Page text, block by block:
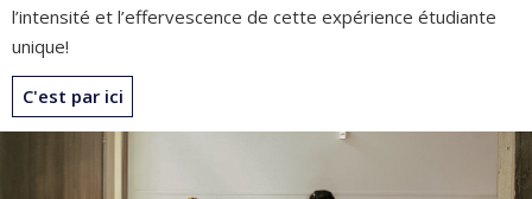
l’intensité et l’effervescence de cette expérience étudiante
unique!
C'est par ici